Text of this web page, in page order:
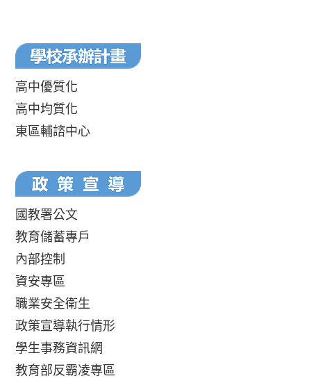
高中優質化
高中均質化
東區輔諮中心
國教署公文
教育儲蓄專戶
內部控制
資安專區
職業安全衛生
政策宣導執行情形
學生事務資訊網
教育部反霸凌專區